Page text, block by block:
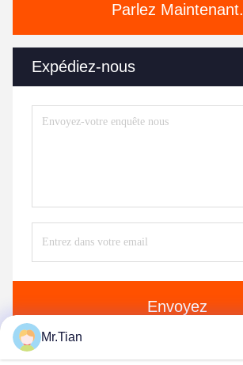
Parlez Maintenant.
Expédiez-nous
Envoyez
Mr.Tian